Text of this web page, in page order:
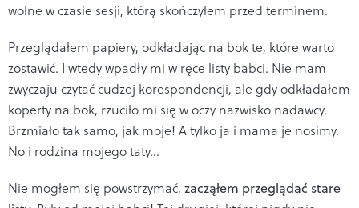
wolne w czasie sesji, którą skończyłem przed terminem.
Przeglądałem papiery, odkładając na bok te, które warto
zostawić. I wtedy wpadły mi w ręce listy babci. Nie mam
zwyczaju czytać cudzej korespondencji, ale gdy odkładałem
koperty na bok, rzuciło mi się w oczy nazwisko nadawcy.
Brzmiało tak samo, jak moje! A tylko ja i mama je nosimy.
No i rodzina mojego taty…
Nie mogłem się powstrzymać, zacząłem przeglądać stare